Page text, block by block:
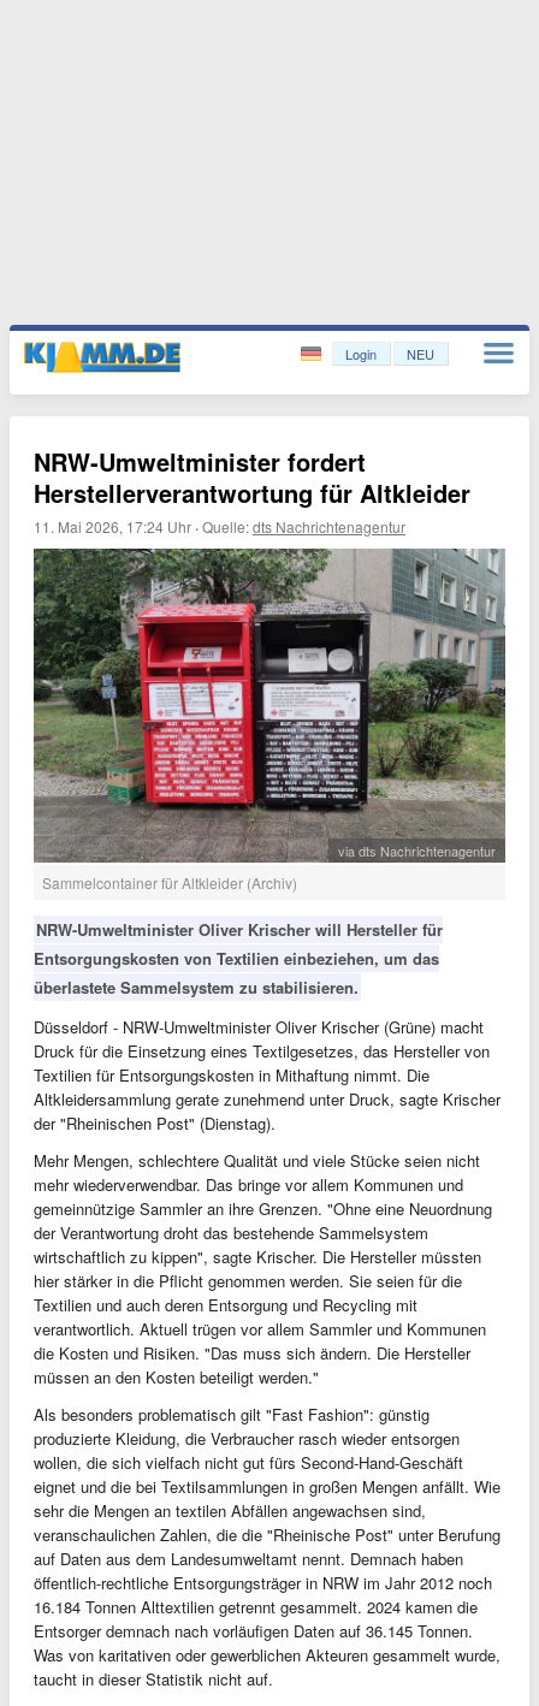
Login NEU
NRW-Umweltminister fordert
Herstellerverantwortung für Altkleider
11. Mai 2026, 17:24 Uhr ·Quelle:dts Nachrichtenagentur
via dts Nachrichtenagentur
Sammelcontainer für Altkleider (Archiv)
NRW-Umweltminister Oliver Krischer will Hersteller für
Entsorgungskosten von Textilien einbeziehen, um das
überlastete Sammelsystem zu stabilisieren.
Düsseldorf - NRW-Umweltminister Oliver Krischer (Grüne) macht
Druck für die Einsetzung eines Textilgesetzes, das Hersteller von
Textilien für Entsorgungskosten in Mithaftung nimmt. Die
Altkleidersammlung gerate zunehmend unter Druck, sagte Krischer
der "Rheinischen Post" (Dienstag).
Mehr Mengen, schlechtere Qualität und viele Stücke seien nicht
mehr wiederverwendbar. Das bringe vor allem Kommunen und
gemeinnützige Sammler an ihre Grenzen. "Ohne eine Neuordnung
der Verantwortung droht das bestehende Sammelsystem
wirtschaftlich zu kippen", sagte Krischer. Die Hersteller müssten
hier stärker in die Pflicht genommen werden. Sie seien für die
Textilien und auch deren Entsorgung und Recycling mit
verantwortlich. Aktuell trügen vor allem Sammler und Kommunen
die Kosten und Risiken. "Das muss sich ändern. Die Hersteller
müssen an den Kosten beteiligt werden."
Als besonders problematisch gilt "Fast Fashion": günstig
produzierte Kleidung, die Verbraucher rasch wieder entsorgen
wollen, die sich vielfach nicht gut fürs Second-Hand-Geschäft
eignet und die bei Textilsammlungen in großen Mengen anfällt. Wie
sehr die Mengen an textilen Abfällen angewachsen sind,
veranschaulichen Zahlen, die die "Rheinische Post" unter Berufung
auf Daten aus dem Landesumweltamt nennt. Demnach haben
öffentlich-rechtliche Entsorgungsträger in NRW im Jahr 2012 noch
16.184 Tonnen Alttextilien getrennt gesammelt. 2024 kamen die
Entsorger demnach nach vorläufigen Daten auf 36.145 Tonnen.
Was von karitativen oder gewerblichen Akteuren gesammelt wurde,
taucht in dieser Statistik nicht auf.